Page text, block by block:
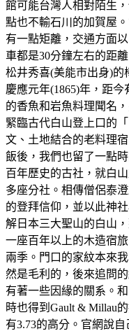
館可能台灣人相對陌生
點也不輸石川的加賀屋
有一點矩離，交通方面
車都是30分鐘左右的距
松井秀喜(美能市出身)的
慶應元年(1865)年，距今
的香魚和岩魚料理聞名
緊臨古代白山登上口的
文、土地結合的老料理
飯後，我們也留了一點
百年歷史的古社，就白
多座分社。相傳僧侶泰
的登拜信仰，並以此神
解日本三大聖山的白山
一座百年以上的木造宿
兩季。門口的家紋本來
然是毛利的，後來追問
有著一些因緣的關系。
時也得到Gault & Millau
有3.73的高分。官網說